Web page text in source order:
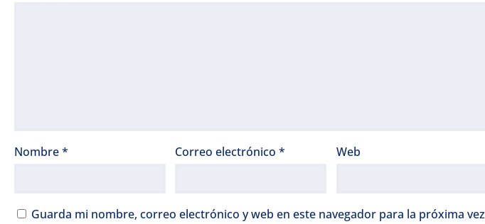
Nombre* Correo electrónico* Web
Guarda mi nombre, correo electrónico y web en este navegador para la próxima vez